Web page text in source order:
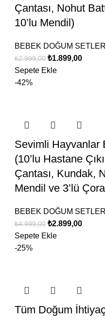
Çantası, Nohut
10’lu Mendil)
BEBEK DOĞUM SETLERİ
₺2.999,00 ₺1.899,00
Sepete Ekle
-42%
Sevimli Hayvanlar
(10’lu Hastane
Çantası, Kundak,
Mendil ve 3’lü
BEBEK DOĞUM SETLERİ
₺4.999,00 ₺2.899,00
Sepete Ekle
-25%
Tüm Doğum